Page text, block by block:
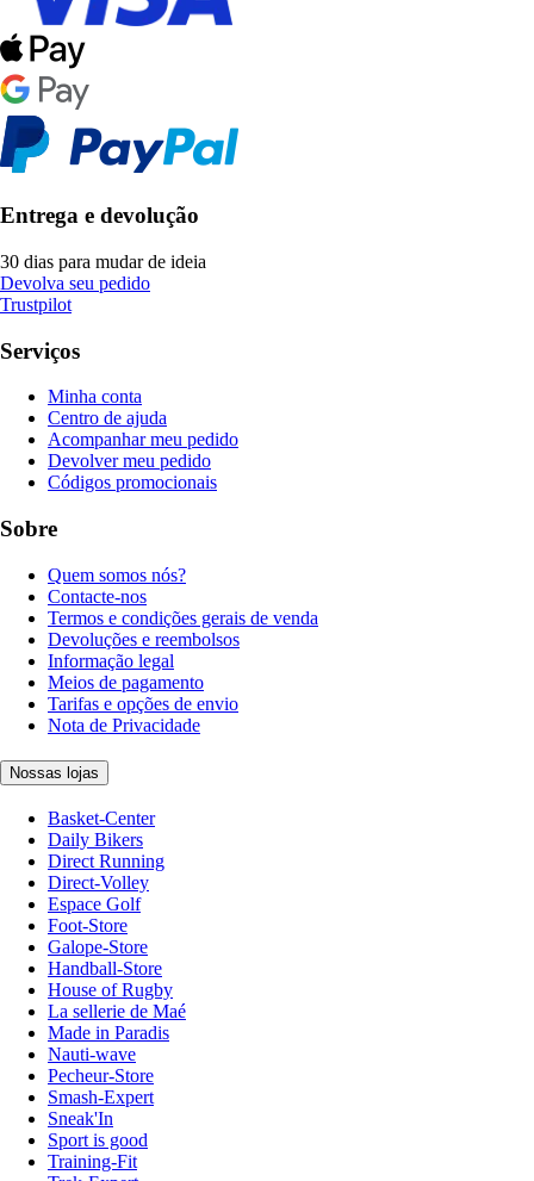
Entrega e devolução
30 dias para mudar de ideia
Devolva seu pedido
Trustpilot
Serviços
Minha conta
Centro de ajuda
Acompanhar meu pedido
Devolver meu pedido
Códigos promocionais
Sobre
Quem somos nós?
Contacte-nos
Termos e condições gerais de venda
Devoluções e reembolsos
Informação legal
Meios de pagamento
Tarifas e opções de envio
Nota de Privacidade
Nossas lojas
Basket-Center
Daily Bikers
Direct Running
Direct-Volley
Espace Golf
Foot-Store
Galope-Store
Handball-Store
House of Rugby
La sellerie de Maé
Made in Paradis
Nauti-wave
Pecheur-Store
Smash-Expert
Sneak'In
Sport is good
Training-Fit